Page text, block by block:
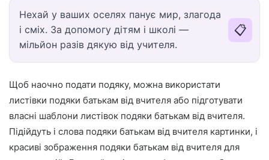
Нехай у ваших оселях панує мир, злагода
і сміх. За допомогу дітям і школі —
мільйон разів дякую від учителя.
📋
Щоб наочно подати подяку, можна використати
листівки подяки батькам від вчителя або підготувати
власні шаблони листівок подяки батькам від вчителя.
Підійдуть і слова подяки батькам від вчителя картинки, і
красиві зображення подяки батькам від вчителя для